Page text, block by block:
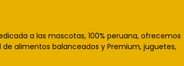
a las mascotas, 100% peruana, ofrecemos
alimentos balanceados y Premium, juguetes,